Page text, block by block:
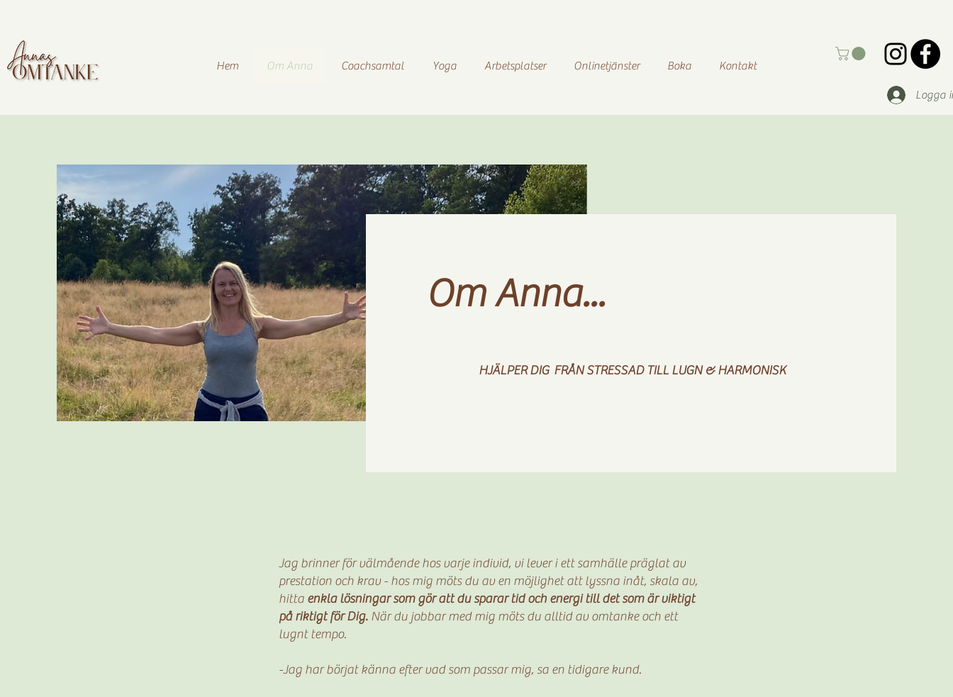
Hem Om Anna Coachsamtal Yoga Arbetsplatser Onlinetjänster Boka Kontakt
Logga
Om Anna...
HJÄLPER DIG FRÅN STRESSAD TILL LUGN & HARMONISK
Jag brinner för välmående hos varje individ, vi lever i ett samhälle präglat av
prestation och krav - hos mig möts du av en möjlighet att lyssna inåt, skala av,
hitta enkla lösningar som gör att du sparar tid och energi till det som är viktigt
på riktigt för Dig. När du jobbar med mig möts du alltid av omtanke och ett
lugnt tempo.
-Jag har börjat känna efter vad som passar mig, sa en tidigare kund.